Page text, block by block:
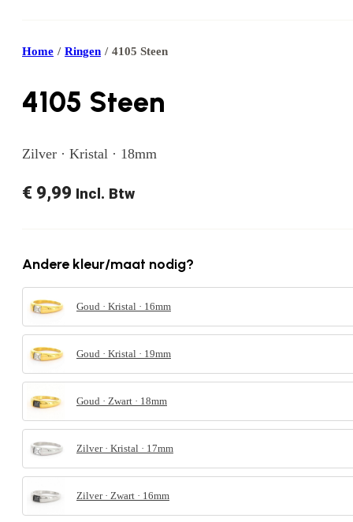
Home / Ringen / 4105 Steen
4105 Steen
Zilver · Kristal · 18mm
€ 9,99 Incl. Btw
Andere kleur/maat nodig?
Goud · Kristal · 16mm
Goud · Kristal · 19mm
Goud · Zwart · 18mm
Zilver · Kristal · 17mm
Zilver · Zwart · 16mm